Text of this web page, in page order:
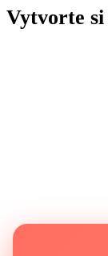
Vytvorte